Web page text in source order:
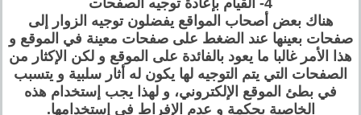
4- القيام بإعادة توجيه الصفحات
هناك بعض أصحاب المواقع يفضلون توجيه الزوار إلى
صفحات بعينها عند الضغط على صفحات معينة في الموقع و
هذا الأمر غالبا ما يعود بالفائدة على الموقع و لكن الإكثار من
الصفحات التي يتم التوجيه لها يكون له أثار سلبية و يتسبب
في بطئ الموقع الإلكتروني، و لهذا يجب إستخدام هذه
الخاصية بحكمة و عدم الإفراط في إستخدامها.